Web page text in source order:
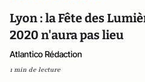
Lyon : la Fête des
2020 n'aura pas lieu
Atlantico Rédaction
1 min de lecture